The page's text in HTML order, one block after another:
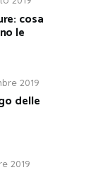
cosa
le
2019
delle
2019